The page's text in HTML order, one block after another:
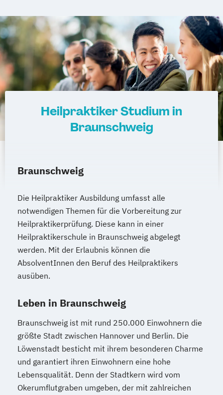
Heilpraktiker Studium in
Braunschweig
Braunschweig
Die Heilpraktiker Ausbildung umfasst alle
notwendigen Themen für die Vorbereitung zur
Heilpraktikerprüfung. Diese kann in einer
Heilpraktikerschule in Braunschweig abgelegt
werden. Mit der Erlaubnis können die
AbsolventInnen den Beruf des Heilpraktikers
ausüben.
Leben in Braunschweig
Braunschweig ist mit rund 250.000 Einwohnern die
größte Stadt zwischen Hannover und Berlin. Die
Löwenstadt besticht mit ihrem besonderen Charme
und garantiert ihren Einwohnern eine hohe
Lebensqualität. Denn der Stadtkern wird vom
Okerumflutgraben umgeben, der mit zahlreichen